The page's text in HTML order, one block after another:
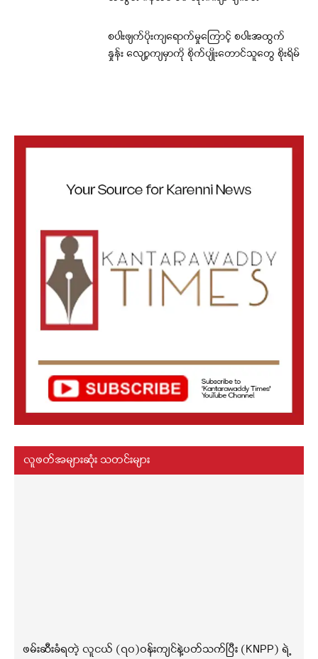
စပါးဖျက်ပိုးကျရောက်မှုကြောင့် စပါးအထွက်
နှုန်း လျော့ကျမှာကို စိုက်ပျိုးတောင်သူတွေ စိုးရိမ်
လူဖတ်အများဆုံး သတင်းများ
ဖမ်းဆီးခံရတဲ့ လူငယ် (၇၀)ဝန်းကျင်နဲ့ပတ်သက်ပြီး (KNPP) ရဲ့